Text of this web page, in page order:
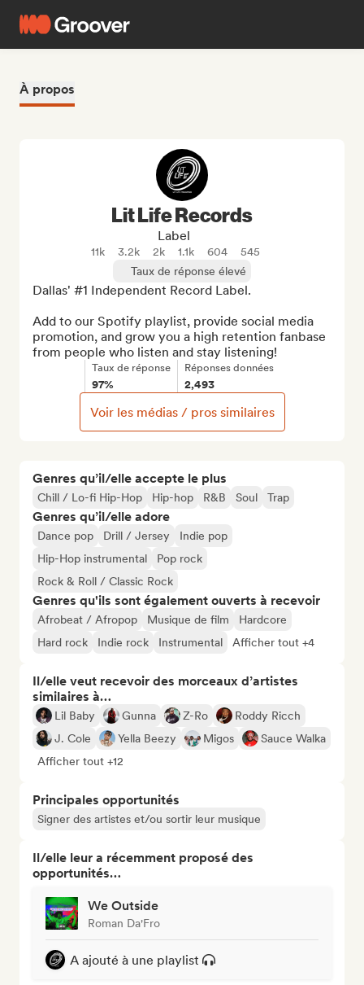
À propos
Genres qu’il/elle accepte le plus
Chill / Lo-fi Hip-Hop Hip-hop R&B Soul Trap
Genres qu’il/elle adore
Dance pop Drill / Jersey
Indie pop
Hip-Hop instrumental
Pop rock
Rock & Roll / Classic Rock
Genres qu'ils sont également ouverts à recevoir
Afrobeat / Afropop Musique de film
Hardcore
Hard rock
Indie rock Instrumental Afficher tout +4
Il/elle veut recevoir des morceaux d’artistes
similaires à…
Lil Baby Gunna Z-Ro
Roddy Ricch
J. Cole
Yella Beezy Migos
Sauce Walka
Afficher tout +12
Principales opportunités
Signer des artistes et/ou sortir leur musique
Il/elle leur a récemment proposé des
opportunités…
We Outside
Roman Da'Fro
A ajouté à une playlist
Lit Life Records
Label
11k 3.2k 2k 1.1k 604
545
Taux de réponse élevé
Dallas' #1 Independent Record Label.
Add to our Spotify playlist, provide social media
promotion, and grow you a high retention fanbase
from people who listen and stay listening!
Taux de réponse
97%
Réponses données
2,493
Voir les médias / pros similaires